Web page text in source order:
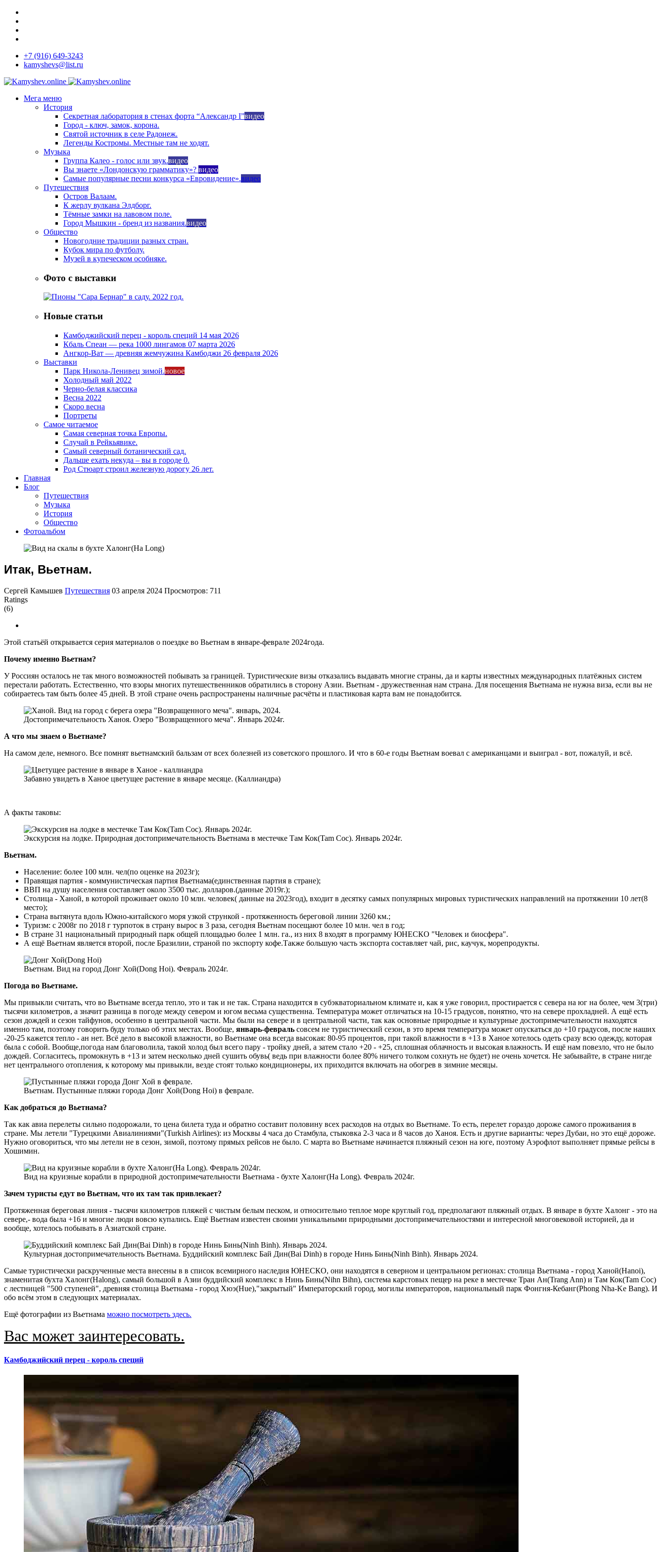
+7 (916) 649-3243
kamyshevs@list.ru
Мега меню
История
Секретная лаборатория в стенах форта “Александр I”видео
Город - ключ, замок, корона.
Святой источник в селе Радонеж.
Легенды Костромы. Местные там не ходят.
Музыка
Группа Калео - голос или звук.видео
Вы знаете «Лондонскую грамматику»? видео
Самые популярные песни конкурса «Евровидение».видео
Путешествия
Остров Валаам.
К жерлу вулкана Элдборг.
Тёмные замки на лавовом поле.
Город Мышкин - бренд из названия.видео
Общество
Новогодние традиции разных стран.
Кубок мира по футболу.
Музей в купеческом особняке.
Фото с выставки
Новые статьи
Камбоджийский перец - король специй 14 мая 2026
Кбаль Спеан — река 1000 лингамов 07 марта 2026
Ангкор-Ват — древняя жемчужина Камбоджи 26 февраля 2026
Выставки
Парк Никола-Ленивец зимой.новое
Холодный май 2022
Черно-белая классика
Весна 2022
Скоро весна
Портреты
Самое читаемое
Самая северная точка Европы.
Случай в Рейкьявике.
Самый северный ботанический сад.
Дальше ехать некуда – вы в городе 0.
Род Стюарт строил железную дорогу 26 лет.
Главная
Блог
Путешествия
Музыка
История
Общество
Фотоальбом
Итак, Вьетнам.
Сергей Камышев Путешествия 03 апреля 2024 Просмотров: 711
Ratings
(6)
Этой статьёй открывается серия материалов о поездке во Вьетнам в январе-феврале 2024года.
Почему именно Вьетнам?
У Россиян осталось не так много возможностей побывать за границей. Туристические визы отказались выдавать многие страны, да и карты известных международных платёжных систем
перестали работать. Естественно, что взоры многих путешественников обратились в сторону Азии. Вьетнам - дружественная нам страна. Для посещения Вьетнама не нужна виза, если вы не
собираетесь там быть более 45 дней. В этой стране очень распространены наличные расчёты и пластиковая карта вам не понадобится.
Достопримечательность Ханоя. Озеро "Возвращенного меча". Январь 2024г.
А что мы знаем о Вьетнаме?
На самом деле, немного. Все помнят вьетнамский бальзам от всех болезней из советского прошлого. И что в 60-е годы Вьетнам воевал с американцами и выиграл - вот, пожалуй, и всё.
Забавно увидеть в Ханое цветущее растение в январе месяце. (Каллиандра)
А факты таковы:
Экскурсия на лодке. Природная достопримечательность Вьетнама в местечке Там Кок(Tam Coc). Январь 2024г.
Вьетнам.
Население: более 100 млн. чел(по оценке на 2023г);
Правящая партия - коммунистическая партия Вьетнама(единственная партия в стране);
ВВП на душу населения составляет около 3500 тыс. долларов.(данные 2019г.);
Столица - Ханой, в которой проживает около 10 млн. человек( данные на 2023год), входит в десятку самых популярных мировых туристических направлений на протяжении 10 лет(8
место);
Cтрана вытянута вдоль Южно-китайского моря узкой стрункой - протяженность береговой линии 3260 км.;
Туризм: с 2008г по 2018 г турпоток в страну вырос в 3 раза, сегодня Вьетнам посещают более 10 млн. чел в год;
В стране 31 национальный природный парк общей площадью более 1 млн. га., из них 8 входят в программу ЮНЕСКО "Человек и биосфера".
А ещё Вьетнам является второй, после Бразилии, страной по экспорту кофе.Также большую часть экспорта составляет чай, рис, каучук, морепродукты.
Вьетнам. Вид на город Донг Хой(Dong Hoi). Февраль 2024г.
Погода во Вьетнаме.
Мы привыкли считать, что во Вьетнаме всегда тепло, это и так и не так. Страна находится в субэкваториальном климате и, как я уже говорил, простирается с севера на юг на более, чем 3(три)
тысячи километров, а значит разница в погоде между севером и югом весьма существенна. Температура может отличаться на 10-15 градусов, понятно, что на севере прохладней. А ещё есть
сезон дождей и сезон тайфунов, особенно в центральной части. Мы были на севере и в центральной части, так как основные природные и культурные достопримечательности находятся
именно там, поэтому говорить буду только об этих местах. Вообще, январь-февраль совсем не туристический сезон, в это время температура может опускаться до +10 градусов, после наших
-20-25 кажется тепло - ан нет. Всё дело в высокой влажности, во Вьетнаме она всегда высокая: 80-95 процентов, при такой влажности в +13 в Ханое хотелось одеть сразу всю одежду, которая
была с собой. Вообще,погода нам благоволила, такой холод был всего пару - тройку дней, а затем стало +20 - +25, сплошная облачность и высокая влажность. И ещё нам повезло, что не было
дождей. Согласитесь, промокнуть в +13 и затем несколько дней сушить обувь( ведь при влажности более 80% ничего толком сохнуть не будет) не очень хочется. Не забывайте, в стране нигде
нет центрального отопления, к которому мы привыкли, везде стоят только кондиционеры, их приходится включать на обогрев в зимние месяцы.
Вьетнам. Пустынные пляжи города Донг Хой(Dong Hoi) в феврале.
Как добраться до Вьетнама?
Так как авиа перелеты сильно подорожали, то цена билета туда и обратно составит половину всех расходов на отдых во Вьетнаме. То есть, перелет гораздо дороже самого проживания в
стране. Мы летели "Турецкими Авиалиниями"(Turkish Airlines): из Москвы 4 часа до Стамбула, стыковка 2-3 часа и 8 часов до Ханоя. Есть и другие варианты: через Дубаи, но это ещё дороже.
Нужно оговориться, что мы летели не в сезон, зимой, поэтому прямых рейсов не было. С марта во Вьетнаме начинается пляжный сезон на юге, поэтому Аэрофлот выполняет прямые рейсы в
Хошимин.
Вид на круизные корабли в природной достопримечательности Вьетнама - бухте Халонг(Ha Long). Февраль 2024г.
Зачем туристы едут во Вьетнам, что их там так привлекает?
Протяженная береговая линия - тысячи километров пляжей с чистым белым песком, и относительно теплое море круглый год, предполагают пляжный отдых. В январе в бухте Халонг - это на
севере,- вода была +16 и многие люди вовсю купались. Ещё Вьетнам известен своими уникальными природными достопримечательностями и интересной многовековой историей, да и
вообще, хотелось побывать в Азиатской стране.
Культурная достопримечательность Вьетнама. Буддийский комплекс Бай Дин(Bai Dinh) в городе Нинь Бинь(Ninh Binh). Январь 2024.
Самые туристически раскрученные места внесены в в список всемирного наследия ЮНЕСКО, они находятся в северном и центральном регионах: столица Вьетнама - город Ханой(Hanoi),
знаменитая бухта Халонг(Halong), самый большой в Азии буддийский комплекс в Нинь Бинь(Nihn Bihn), система карстовых пещер на реке в местечке Тран Ан(Trang Ann) и Там Кок(Tam Coc)
с лестницей "500 ступеней", древняя столица Вьетнама - город Хюэ(Hue),"закрытый" Императорский город, могилы императоров, национальный парк Фонгня-Кебанг(Phong Nha-Ke Bang). И
обо всём этом в следующих материалах.
Ещё фотографии из Вьетнама можно посмотреть здесь.
Вас может заинтересовать.
Камбоджийский перец - король специй